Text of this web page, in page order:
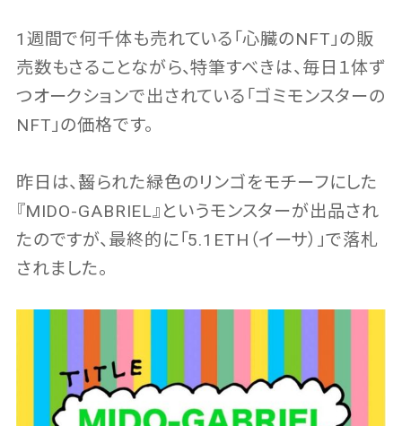
1週間で何千体も売れている「心臓のNFT」の販
売数もさることながら、特筆すべきは、毎日１体ず
つオークションで出されている「ゴミモンスターの
NFT」の価格です。
昨日は、齧られた緑色のリンゴをモチーフにした
『MIDO-GABRIEL』というモンスターが出品され
たのですが、最終的に「5.1ETH（イーサ）」で落札
されました。